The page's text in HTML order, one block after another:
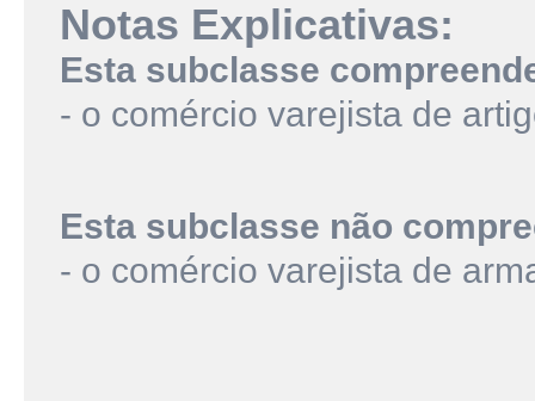
Notas Explicativas:
Esta subclasse
- o comércio varejista de
Esta subclasse não
- o comércio varejista de